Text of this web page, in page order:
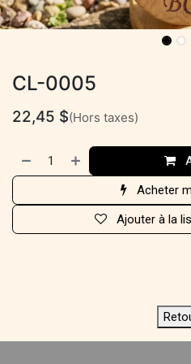
CL-0005
22,45 $(Hors taxes)
Acheter
Ajouter à la